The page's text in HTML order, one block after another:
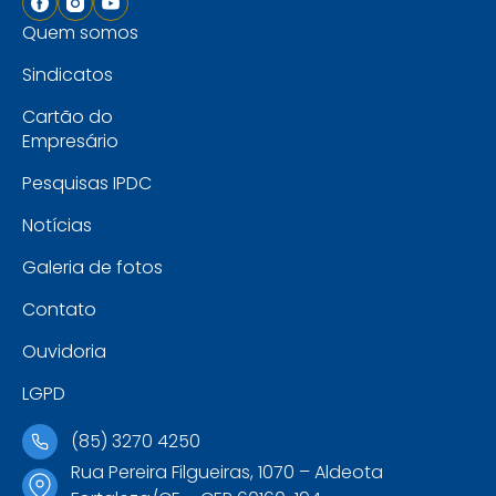
Quem somos
Sindicatos
Cartão do
Empresário
Pesquisas IPDC
Notícias
Galeria de fotos
Contato
Ouvidoria
LGPD
(85) 3270 4250
Rua Pereira Filgueiras, 1070 – Aldeota